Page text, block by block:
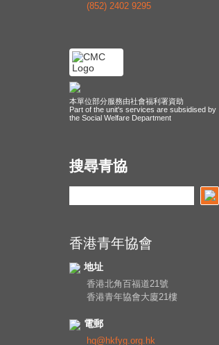
(852) 2402 9295
本單位部分服務由社會福利署資助
Part of the unit's services are subsidised by
the Social Welfare Department
搜尋青協
香港青年協會
地址
香港北角百福道21號
香港青年協會大廈21樓
電郵
hq@hkfyg.org.hk